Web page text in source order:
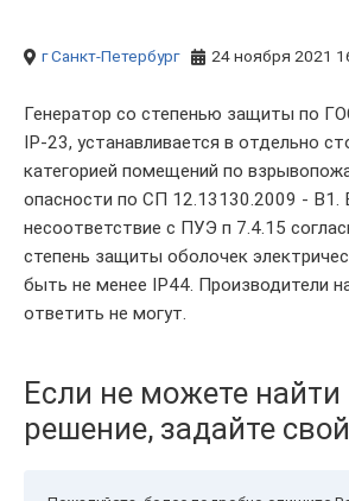
г Санкт-Петербург 24 ноября 2021
Генератор со степенью защиты по
IP-23, устанавливается в отдельно
категорией помещений по
опасности по СП 12.13130.2009 - В1.
несоответствие с ПУЭ п 7.4.15
степень защиты оболочек
быть не менее IP44. Производители
ответить не могут.
Если не можете
решение, задайте